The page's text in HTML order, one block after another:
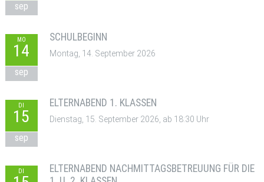
sep
MO
14
sep
SCHULBEGINN
Montag, 14. September 2026
DI
15
sep
ELTERNABEND 1. KLASSEN
Dienstag, 15. September 2026, ab 18:30 Uhr
DI
ELTERNABEND NACHMITTAGSBETREUUNG FÜR DIE